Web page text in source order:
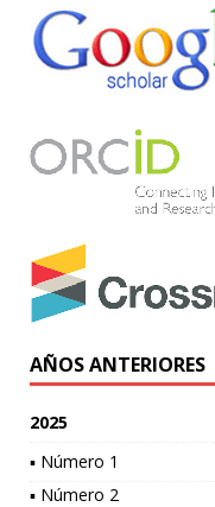
AÑOS ANTERIORES
2025
▪ Número 1
▪ Número 2